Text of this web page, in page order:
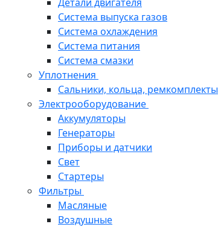
Система выпуска газов
Система охлаждения
Система питания
Система смазки
Уплотнения
Сальники, кольца, ремкомплекты
Электрооборудование
Аккумуляторы
Генераторы
Приборы и датчики
Свет
Стартеры
Фильтры
Масляные
Воздушные